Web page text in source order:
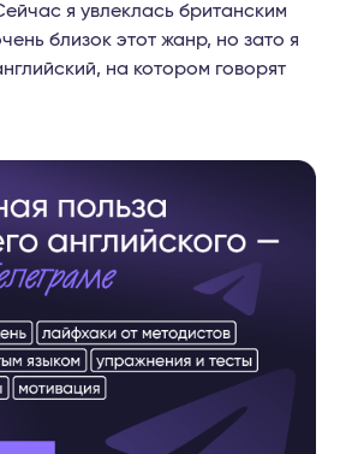
я увлеклась британским
близок этот жанр, но зато я
на котором говорят